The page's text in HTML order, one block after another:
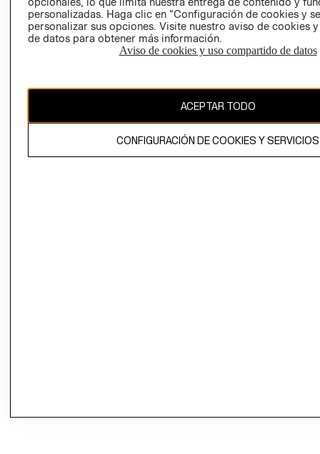
Colombia ($)
CAMBIAR REGIÓN
propiedad de H&M Hennes & Mauritz AB.
personalizadas. Haga clic en “Configuración de cookies y
personalizar sus opciones. Visite nuestro aviso de cookies
de datos para obtener más información.
Aviso de cookies y uso compartido de datos
ACEPTAR TODO
CONFIGURACIÓN DE COOKIES Y SERVICIOS